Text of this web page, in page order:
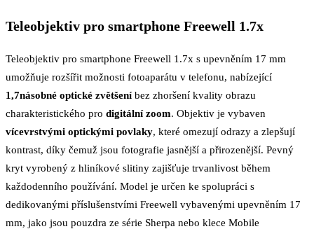
Teleobjektiv pro smartphone Freewell 1.7x
Teleobjektiv pro smartphone Freewell 1.7x s upevněním 17 mm
umožňuje rozšířit možnosti fotoaparátu v telefonu, nabízející
1,7násobné optické zvětšeníbez zhoršení kvality obrazu
charakteristického pro digitální zoom. Objektiv je vybaven
vícevrstvými optickými povlaky, které omezují odrazy a zlepšují
kontrast, díky čemuž jsou fotografie jasnější a přirozenější. Pevný
kryt vyrobený z hliníkové slitiny zajišťuje trvanlivost během
každodenního používání. Model je určen ke spolupráci s
dedikovanými příslušenstvími Freewell vybavenými upevněním 17
mm, jako jsou pouzdra ze série Sherpa nebo klece Mobile